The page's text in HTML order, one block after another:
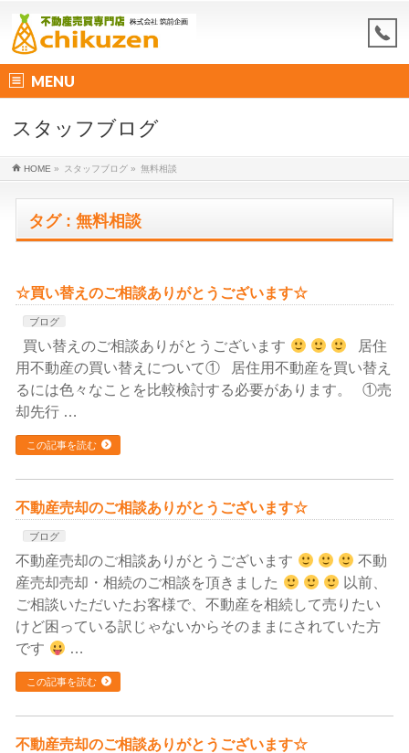
MENU
スタッフブログ
HOME » スタッフブログ » 無料相談
タグ : 無料相談
☆買い替えのご相談ありがとうございます☆
ブログ
買い替えのご相談ありがとうございます
居住
用不動産の買い替えについて① 居住用不動産を買い替え
るには色々なことを比較検討する必要があります。 ①売
却先行 …
この記事を読む
不動産売却のご相談ありがとうございます☆
ブログ
不動産売却のご相談ありがとうございます
不動
産売却売却・相続のご相談を頂きました
以前、
ご相談いただいたお客様で、不動産を相続して売りたい
けど困っている訳じゃないからそのままにされていた方
です
…
この記事を読む
不動産売却のご相談ありがとうございます☆